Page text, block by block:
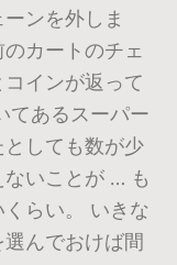
ンを外しま
カートのチェ
インが返って
てあるスーパー
しても数が少
いことが … も
らい。 いきな
んでおけば間